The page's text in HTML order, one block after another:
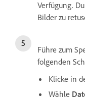
Verfügung.
Bilder zu
Führe zum
folgenden
Klicke in
Wähle